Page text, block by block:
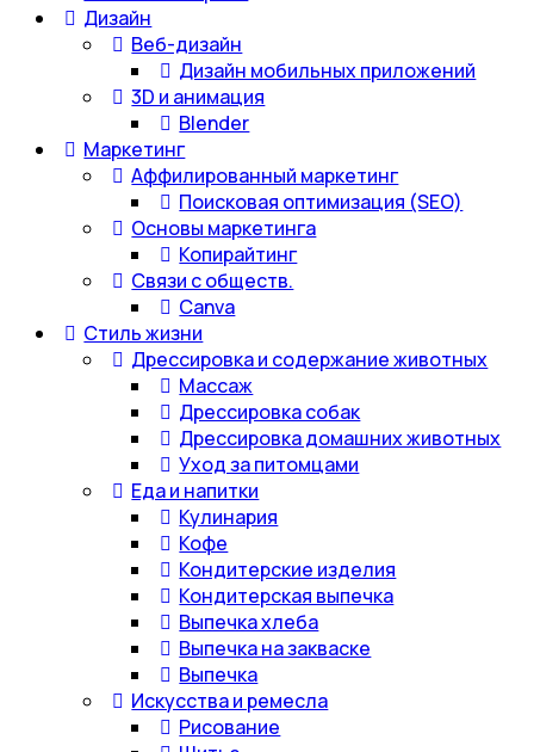
Дизайн
Веб-дизайн
Дизайн мобильных приложений
3D и анимация
Blender
Маркетинг
Аффилированный маркетинг
Поисковая оптимизация (SEO)
Основы маркетинга
Копирайтинг
Связи с обществ.
Canva
Стиль жизни
Дрессировка и содержание животных
Массаж
Дрессировка собак
Дрессировка домашних животных
Уход за питомцами
Еда и напитки
Кулинария
Кофе
Кондитерские изделия
Кондитерская выпечка
Выпечка хлеба
Выпечка на закваске
Выпечка
Искусства и ремесла
Рисование